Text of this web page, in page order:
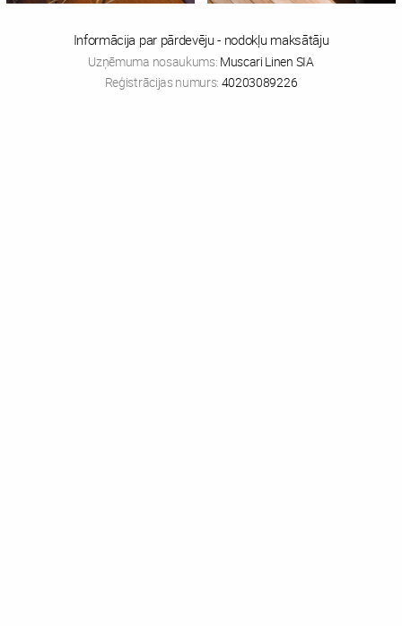
Informācija par pārdevēju - nodokļu maksātāju
Uzņēmuma nosaukums: Muscari Linen SIA
Reģistrācijas numurs: 40203089226